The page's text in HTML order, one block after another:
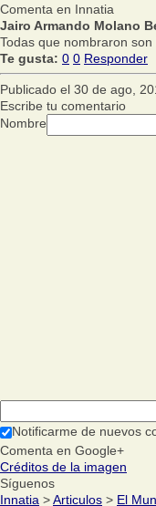
Comenta en Innatia
Jairo Armando Molano
Todas que nombraron son
Te gusta: 0 0 Responder
Publicado el 30 de ago,
Escribe tu comentario
Nombre
Notificarme de nuevos
Comenta en Google+
Créditos de la imagen
Síguenos
Innatia >Articulos > El